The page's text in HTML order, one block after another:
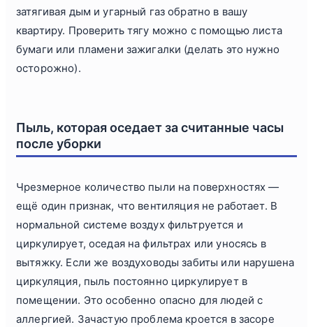
затягивая дым и угарный газ обратно в вашу
квартиру. Проверить тягу можно с помощью листа
бумаги или пламени зажигалки (делать это нужно
осторожно).
Пыль, которая оседает за считанные часы
после уборки
Чрезмерное количество пыли на поверхностях —
ещё один признак, что вентиляция не работает. В
нормальной системе воздух фильтруется и
циркулирует, оседая на фильтрах или уносясь в
вытяжку. Если же воздуховоды забиты или нарушена
циркуляция, пыль постоянно циркулирует в
помещении. Это особенно опасно для людей с
аллергией. Зачастую проблема кроется в засоре